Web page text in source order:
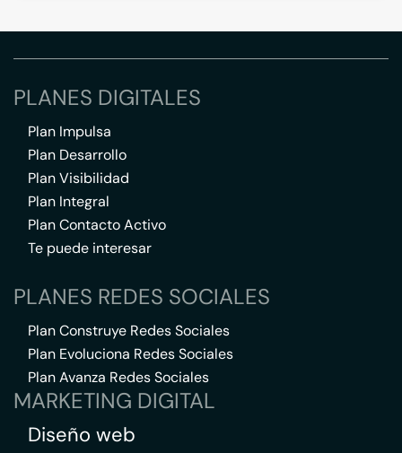
PLANES DIGITALES
Plan Impulsa
Plan Desarrollo
Plan Visibilidad
Plan Integral
Plan Contacto Activo
Te puede interesar
PLANES REDES SOCIALES
Plan Construye Redes Sociales
Plan Evoluciona Redes Sociales
Plan Avanza Redes Sociales
MARKETING DIGITAL
Diseño web